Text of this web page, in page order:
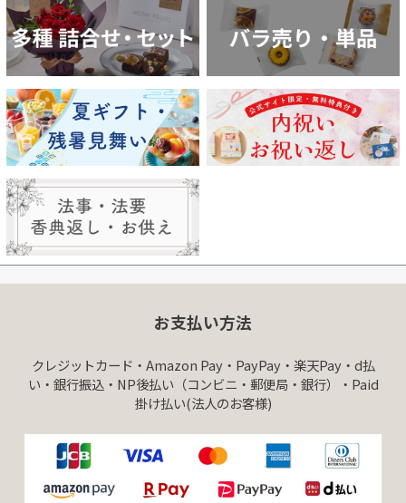
お支払い方法
クレジットカード・Amazon Pay・PayPay・楽天Pay・d払
い・銀行振込・NP後払い（コンビニ・郵便局・銀行）・Paid
掛け払い(法人のお客様)